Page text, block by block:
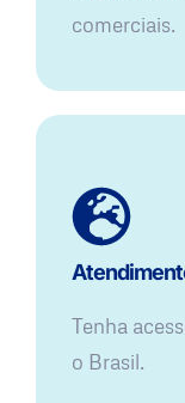
comerciais.
Tenha
o Brasil.